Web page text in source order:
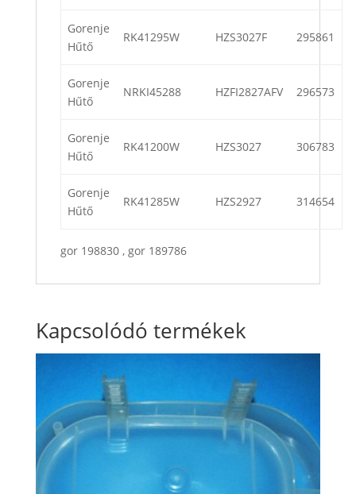
Gorenje
Hűtő
RK41295W HZS3027F 295861
Gorenje
Hűtő
NRKI45288 HZFI2827AFV 296573
Gorenje
Hűtő
RK41200W HZS3027 306783
Gorenje
Hűtő
RK41285W HZS2927 314654
gor 198830 , gor 189786
Kapcsolódó termékek